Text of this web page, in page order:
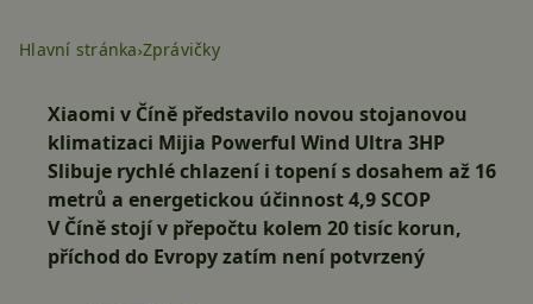
Hlavní stránka Zprávičky
Xiaomi v Číně představilo novou stojanovou
klimatizaci Mijia Powerful Wind Ultra 3HP
Slibuje rychlé chlazení i topení s dosahem až 16
metrů a energetickou účinnost4,9 SCOP
V Číně stojí v přepočtu kolem 20 tisíc korun,
příchod do Evropy zatím není potvrzený